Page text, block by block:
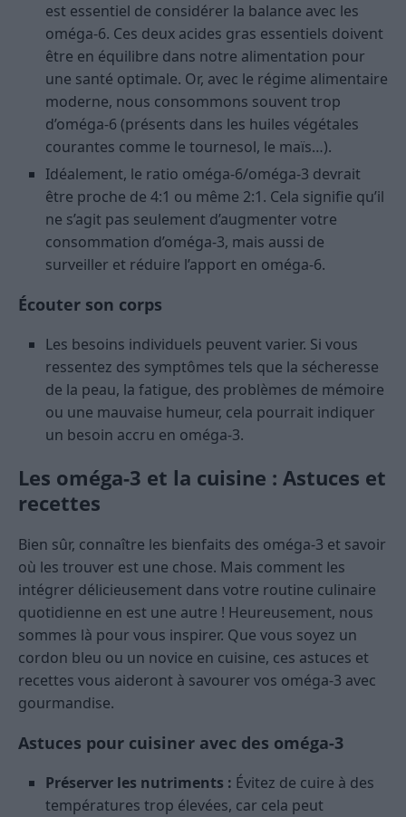
est essentiel de considérer la balance avec les
oméga-6. Ces deux acides gras essentiels doivent
être en équilibre dans notre alimentation pour
une santé optimale. Or, avec le régime alimentaire
moderne, nous consommons souvent trop
d’oméga-6 (présents dans les huiles végétales
courantes comme le tournesol, le maïs…).
Idéalement, le ratio oméga-6/oméga-3 devrait
être proche de 4:1 ou même 2:1. Cela signifie qu’il
ne s’agit pas seulement d’augmenter votre
consommation d’oméga-3, mais aussi de
surveiller et réduire l’apport en oméga-6.
Écouter son corps
Les besoins individuels peuvent varier. Si vous
ressentez des symptômes tels que la sécheresse
de la peau, la fatigue, des problèmes de mémoire
ou une mauvaise humeur, cela pourrait indiquer
un besoin accru en oméga-3.
Les oméga-3 et la cuisine : Astuces et
recettes
Bien sûr, connaître les bienfaits des oméga-3 et savoir
où les trouver est une chose. Mais comment les
intégrer délicieusement dans votre routine culinaire
quotidienne en est une autre ! Heureusement, nous
sommes là pour vous inspirer. Que vous soyez un
cordon bleu ou un novice en cuisine, ces astuces et
recettes vous aideront à savourer vos oméga-3 avec
gourmandise.
Astuces pour cuisiner avec des oméga-3
Préserver les nutriments : Évitez de cuire à des
températures trop élevées, car cela peut